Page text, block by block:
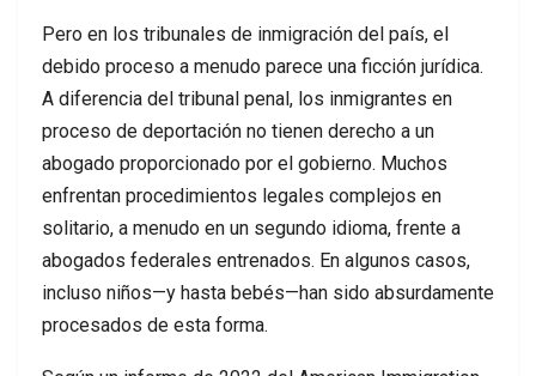
Pero en los tribunales de inmigración del país, el
debido proceso a menudo parece una ficción jurídica.
A diferencia del tribunal penal, los inmigrantes en
proceso de deportación no tienen derecho a un
abogado proporcionado por el gobierno. Muchos
enfrentan procedimientos legales complejos en
solitario, a menudo en un segundo idioma, frente a
abogados federales entrenados. En algunos casos,
incluso niños—y hasta bebés—han sido absurdamente
procesados de esta forma.